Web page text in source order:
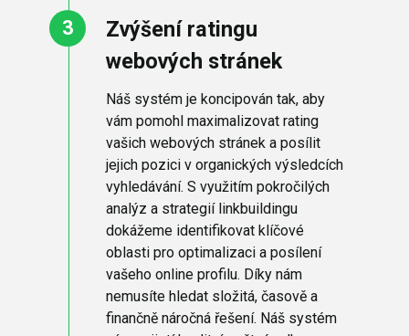
Zvýšení ratingu
webových stránek
Náš systém je koncipován tak, aby
vám pomohl maximalizovat rating
vašich webových stránek a posílit
jejich pozici v organických výsledcích
vyhledávání. S využitím pokročilých
analýz a strategií linkbuildingu
dokážeme identifikovat klíčové
oblasti pro optimalizaci a posílení
vašeho online profilu. Díky nám
nemusíte hledat složitá, časově a
finančně náročná řešení. Náš systém